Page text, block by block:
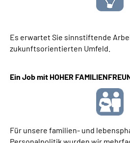
Es erwartet Sie sinnstiftende
zukunftsorientierten Umfeld.
Ein Job mit HOHER
Für unsere familien- und